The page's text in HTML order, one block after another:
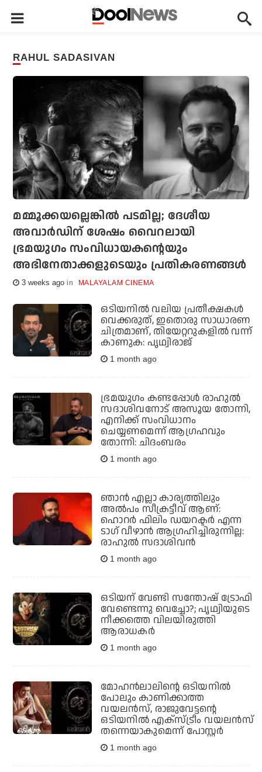
RAHUL SADASIVAN
മമ്മൂക്കയല്ലെങ്കില്‍ പടമില്ല; ദേശീയ
അവാര്‍ഡിന് ശേഷം വൈറലായി
ഭ്രമയുഗം സംവിധായകന്റെയും
അഭിനേതാക്കളുടെയും പ്രതികരണങ്ങള്‍
3 weeks ago MALAYALAM CINEMA
ഒടിയനിൽ വലിയ പ്രതീക്ഷകൾ
വെക്കരുത്, ഇതൊരു സാധാരണ
ചിത്രമാണ്, തിയേറ്ററുകളിൽ വന്ന്
കാണുക: പൃഥ്വിരാജ്
1 month ago
ഭ്രമയുഗം കണ്ടപ്പോൾ രാഹുൽ
സദാശിവനോട് അസൂയ തോന്നി,
എനിക്ക് സംവിധാനം
ചെയ്യണമെന്ന് ആഗ്രഹവും
തോന്നി: ചിദംബരം
1 month ago
ഞാന്‍ എല്ലാ കാര്യത്തിലും
അല്‍പം സീക്രട്ടീവ് ആണ്:
ഹൊറര്‍ ഫിലിം ഡയറക്ടര്‍ എന്ന
ടാഗ് വീഴാന്‍ ആഗ്രഹിച്ചിരുന്നില്ല:
രാഹുല്‍ സദാശിവന്‍
1 month ago
ഒടിയന് വേണ്ടി സന്തോഷ് ട്രോഫി
വേണ്ടെന്നു വെച്ചോ?; പൃഥ്വിയുടെ
നീക്കത്തെ വിലയിരുത്തി
ആരാധകര്‍
1 month ago
മോഹന്‍ലാലിന്റെ ഒടിയനില്‍
പോലും കാണിക്കാത്ത
വയലന്‍സ്, രാജുവേട്ടന്റെ
ഒടിയനില്‍ എക്‌സ്ട്രീം വയലന്‍സ്
തന്നെയാകുമെന്ന് പോസ്റ്റര്‍
1 month ago